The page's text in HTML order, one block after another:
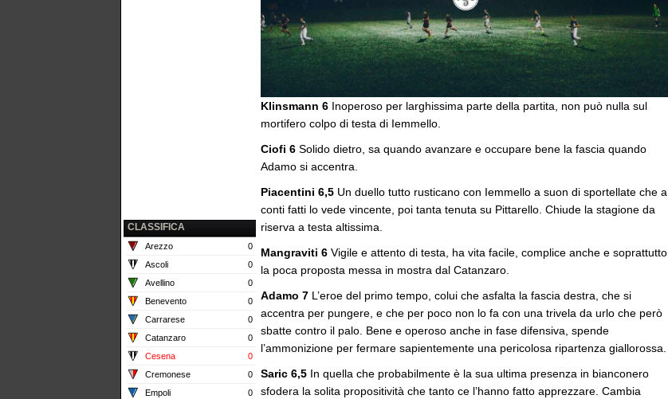
CLASSIFICA
Arezzo
0
Ascoli
0
Avellino
0
Benevento
0
Carrarese
0
Catanzaro
0
Cesena
0
Cremonese
0
Empoli
0
Klinsmann 6 Inoperoso per larghissima parte della partita, non può nulla sul
mortifero colpo di testa di Iemmello.
Ciofi 6 Solido dietro, sa quando avanzare e occupare bene la fascia quando
Adamo si accentra.
Piacentini 6,5 Un duello tutto rusticano con Iemmello a suon di sportellate che a
conti fatti lo vede vincente, poi tanta tenuta su Pittarello. Chiude la stagione da
riserva a testa altissima.
Mangraviti 6 Vigile e attento di testa, ha vita facile, complice anche e soprattutto
la poca proposta messa in mostra dal Catanzaro.
Adamo 7 L’eroe del primo tempo, colui che asfalta la fascia destra, che si
accentra per pungere, e che per poco non lo fa con una trivela da urlo che però
sbatte contro il palo. Bene e operoso anche in fase difensiva, spende
l’ammonizione per fermare sapientemente una pericolosa ripartenza giallorossa.
Saric 6,5 In quella che probabilmente è la sua ultima presenza in bianconero
sfodera la solita propositività che tanto ce l’hanno fatto apprezzare. Cambia